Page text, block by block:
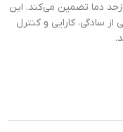
دما تضمین می‌کند. این
سادگی، کارایی و کنترل